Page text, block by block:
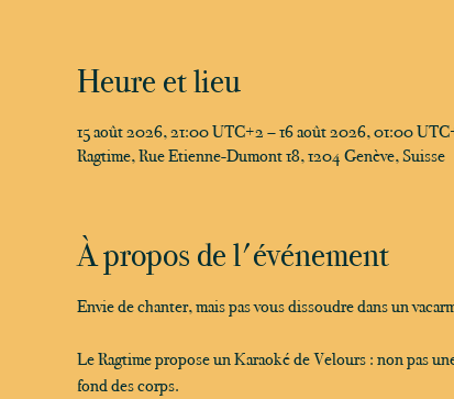
Heure et lieu
15 août 2026, 21:00 UTC+2 – 16 août 2026, 01:00
Ragtime, Rue Etienne-Dumont 18, 1204 Genève, Suisse
À propos de l'événement
Envie de chanter, mais pas vous dissoudre dans un
Le Ragtime propose un Karaoké de Velours : non pas
fond des corps.